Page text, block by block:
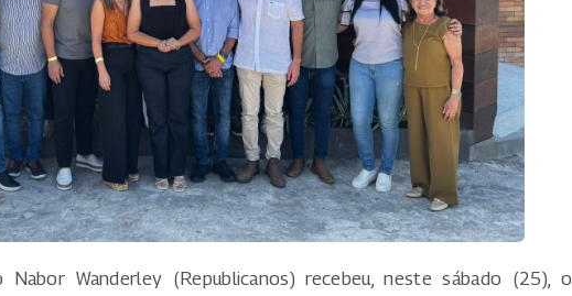
Wanderley (Republicanos) recebeu, neste sábado (25), o